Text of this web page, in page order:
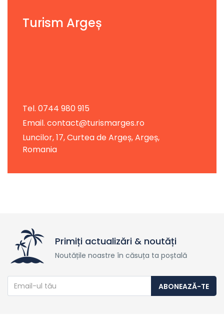
Turism Argeș
Tel. 0744 980 915
Email. contact@turismarges.ro
Luncilor, 17, Curtea de Argeș, Argeș,
Romania
Primiți actualizări & noutăți
Noutățile noastre în căsuța ta poștală
ABONEAZĂ-TE